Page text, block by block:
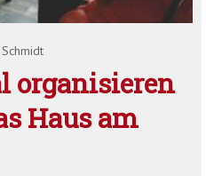
organisieren
Haus am